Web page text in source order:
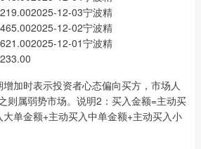
12-03宁波精
12-02宁波精
12-01宁波精
加时表示投资者心态偏向买方，市场人
则属弱势市场。说明2：买入金额=主动买
大单金额+主动买入中单金额+主动买入小